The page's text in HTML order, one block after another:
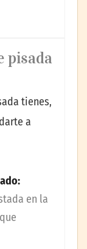
pisada
tienes,
a
en la